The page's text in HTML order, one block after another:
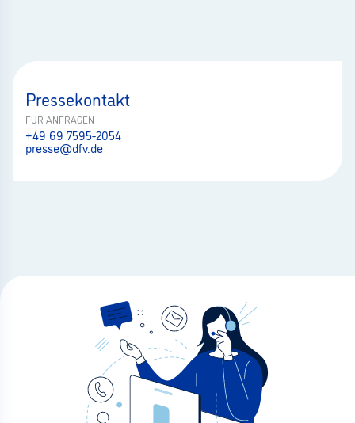
Pressekontakt
FÜR ANFRAGEN
+49 69 7595-2054
presse@dfv.de